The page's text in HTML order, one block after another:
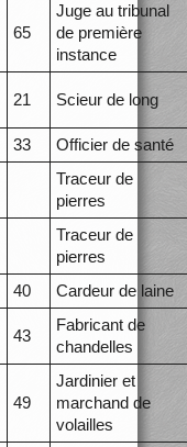
65
Juge au tribunal
de première
instance
21 Scieur de long
33 Officier de santé
Traceur de
pierres
Traceur de
pierres
40 Cardeur de laine
43
Fabricant de
chandelles
49
Jardinier et
marchand de
volailles